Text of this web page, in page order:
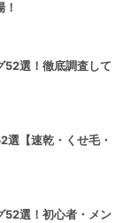
52選！徹底調査して
選【速乾・くせ毛・
52選！初心者・メン